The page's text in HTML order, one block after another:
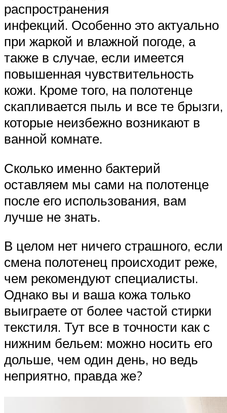
распространения
инфекций. Особенно это актуально
при жаркой и влажной погоде, а
также в случае, если имеется
повышенная чувствительность
кожи. Кроме того, на полотенце
скапливается пыль и все те брызги,
которые неизбежно возникают в
ванной комнате.
Сколько именно бактерий
оставляем мы сами на полотенце
после его использования, вам
лучше не знать.
В целом нет ничего страшного, если
смена полотенец происходит реже,
чем рекомендуют специалисты.
Однако вы и ваша кожа только
выиграете от более частой стирки
текстиля. Тут все в точности как с
нижним бельем: можно носить его
дольше, чем один день, но ведь
неприятно, правда же?